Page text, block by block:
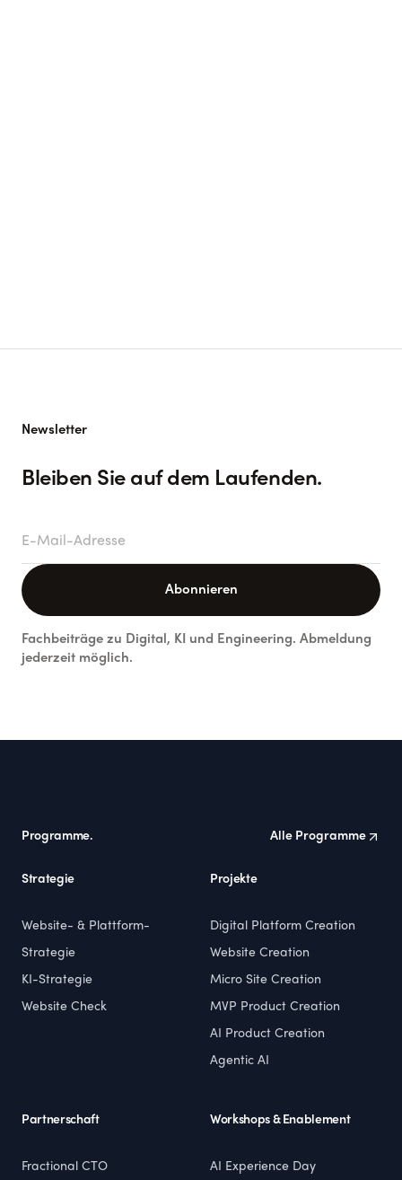
Newsletter
Bleiben Sie auf dem Laufenden.
E-Mail-Adresse
Abonnieren
Fachbeiträge zu Digital, KI und Engineering. Abmeldung
jederzeit möglich.
Programme. Alle Programme
Strategie
Website- & Plattform-
Strategie
KI-Strategie
Website Check
Projekte
Digital Platform Creation
Website Creation
Micro Site Creation
MVP Product Creation
AI Product Creation
Agentic AI
Partnerschaft
Fractional CTO
Workshops & Enablement
AI Experience Day